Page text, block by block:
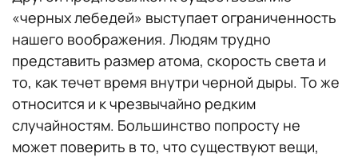
«черных лебедей» выступает ограниченность
нашего воображения. Людям трудно
представить размер атома, скорость света и
то, как течет время внутри черной дыры. То же
относится и к чрезвычайно редким
случайностям. Большинство попросту не
может поверить в то, что существуют вещи,